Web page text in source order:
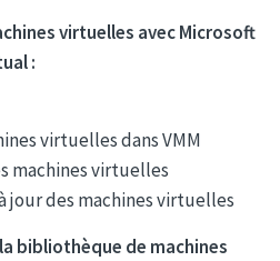
virtuelles avec Microsoft
:
virtuelles dans VMM
machines virtuelles
jour des machines virtuelles
bibliothèque de machines